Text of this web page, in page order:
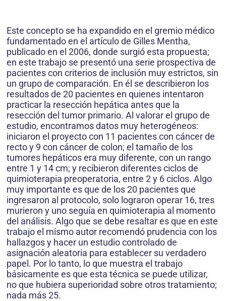
Este concepto se ha expandido en el gremio médico
fundamentado en el artículo de Gilles Mentha,
publicado en el 2006, donde surgió esta propuesta;
en este trabajo se presentó una serie prospectiva de
pacientes con criterios de inclusión muy estrictos, sin
un grupo de comparación. En él se describieron los
resultados de 20 pacientes en quienes intentaron
practicar la resección hepática antes que la
resección del tumor primario. Al valorar el grupo de
estudio, encontramos datos muy heterogéneos:
iniciaron el proyecto con 11 pacientes con cáncer de
recto y 9 con cáncer de colon; el tamaño de los
tumores hepáticos era muy diferente, con un rango
entre 1 y 14 cm; y recibieron diferentes ciclos de
quimioterapia preoperatoria, entre 2 y 6 ciclos. Algo
muy importante es que de los 20 pacientes que
ingresaron al protocolo, solo lograron operar 16, tres
murieron y uno seguía en quimioterapia al momento
del análisis. Algo que se debe resaltar es que en este
trabajo el mismo autor recomendó prudencia con los
hallazgos y hacer un estudio controlado de
asignación aleatoria para establecer su verdadero
papel. Por lo tanto, lo que muestra el trabajo
básicamente es que esta técnica se puede utilizar,
no que hubiera superioridad sobre otros tratamiento;
nada más 25.